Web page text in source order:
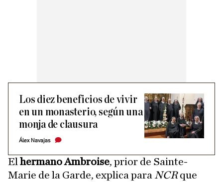
Los diez beneficios de vivir
en un monasterio, según una
monja de clausura
Álex Navajas
El hermano Ambroise, prior de Sainte-
Marie de la Garde, explica para NCRque